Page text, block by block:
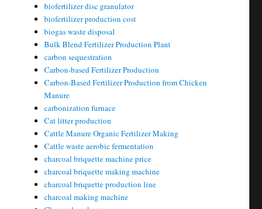
biofertilizer disc granulator
biofertilizer production cost
biogas waste disposal
Bulk Blend Fertilizer Production Plant
carbon sequestration
Carbon-based Fertilizer Production
Carbon-Based Fertilizer Production from Chicken
Manure
carbonization furnace
Cat litter production
Cattle Manure Organic Fertilizer Making
Cattle waste aerobic fermentation
charcoal briquette machine price
charcoal briquette making machine
charcoal briquette production line
charcoal making machine